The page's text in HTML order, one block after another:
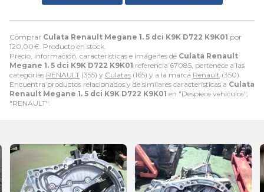
Comprar Culata Renault Megane 1. 5 dci K9K D722 K9K01 por
120,00€ . Producto en stock.
Precio, información, características e imágenes de Culata Renault
Megane 1. 5 dci K9K D722 K9K01 referencia 67085, pertenece a las
categorías RENAULT (355) y Culatas (165) y a la marca Renault (350).
Encuentra productos relacionados y de similares características a Culata
Renault Megane 1. 5 dci K9K D722 K9K01 en "Despiece vehiculos",
"RENAULT".